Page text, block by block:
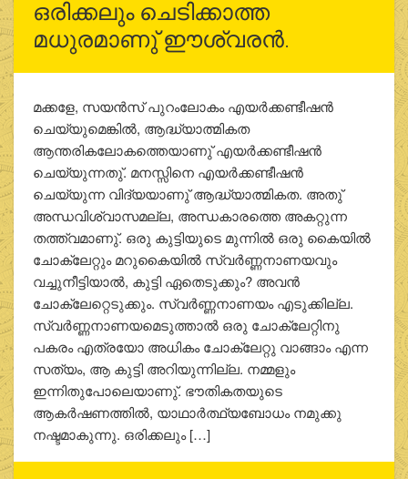
ഒരിക്കലും ചെടിക്കാത്ത
മധുരമാണു് ഈശ്വരന്‍.
മക്കളേ, സയന്‍സ് പുറംലോകം എയര്‍ക്കണ്ടീഷന്‍
ചെയ്യുമെങ്കില്‍, ആദ്ധ്യാത്മികത
ആന്തരികലോകത്തെയാണു് എയര്‍ക്കണ്ടീഷന്‍
ചെയ്യുന്നതു്. മനസ്സിനെ എയര്‍ക്കണ്ടീഷന്‍
ചെയ്യുന്ന വിദ്യയാണു് ആദ്ധ്യാത്മികത. അതു്
അന്ധവിശ്വാസമല്ല, അന്ധകാരത്തെ അകറ്റുന്ന
തത്ത്വമാണു്. ഒരു കുട്ടിയുടെ മുന്നില്‍ ഒരു കൈയില്‍
ചോക്ലേറ്റും മറുകൈയില്‍ സ്വര്‍ണ്ണനാണയവും
വച്ചുനീട്ടിയാല്‍, കുട്ടി ഏതെടുക്കും? അവന്‍
ചോക്ലേറ്റെടുക്കും. സ്വര്‍ണ്ണനാണയം എടുക്കില്ല.
സ്വര്‍ണ്ണനാണയമെടുത്താല്‍ ഒരു ചോക്ലേറ്റിനു
പകരം എത്രയോ അധികം ചോക്ലേറ്റു വാങ്ങാം എന്ന
സത്യം, ആ കുട്ടി അറിയുന്നില്ല. നമ്മളും
ഇന്നിതുപോലെയാണു്. ഭൗതികതയുടെ
ആകര്‍ഷണത്തില്‍, യാഥാര്‍ത്ഥ്യബോധം നമുക്കു
നഷ്ടമാകുന്നു. ഒരിക്കലും […]